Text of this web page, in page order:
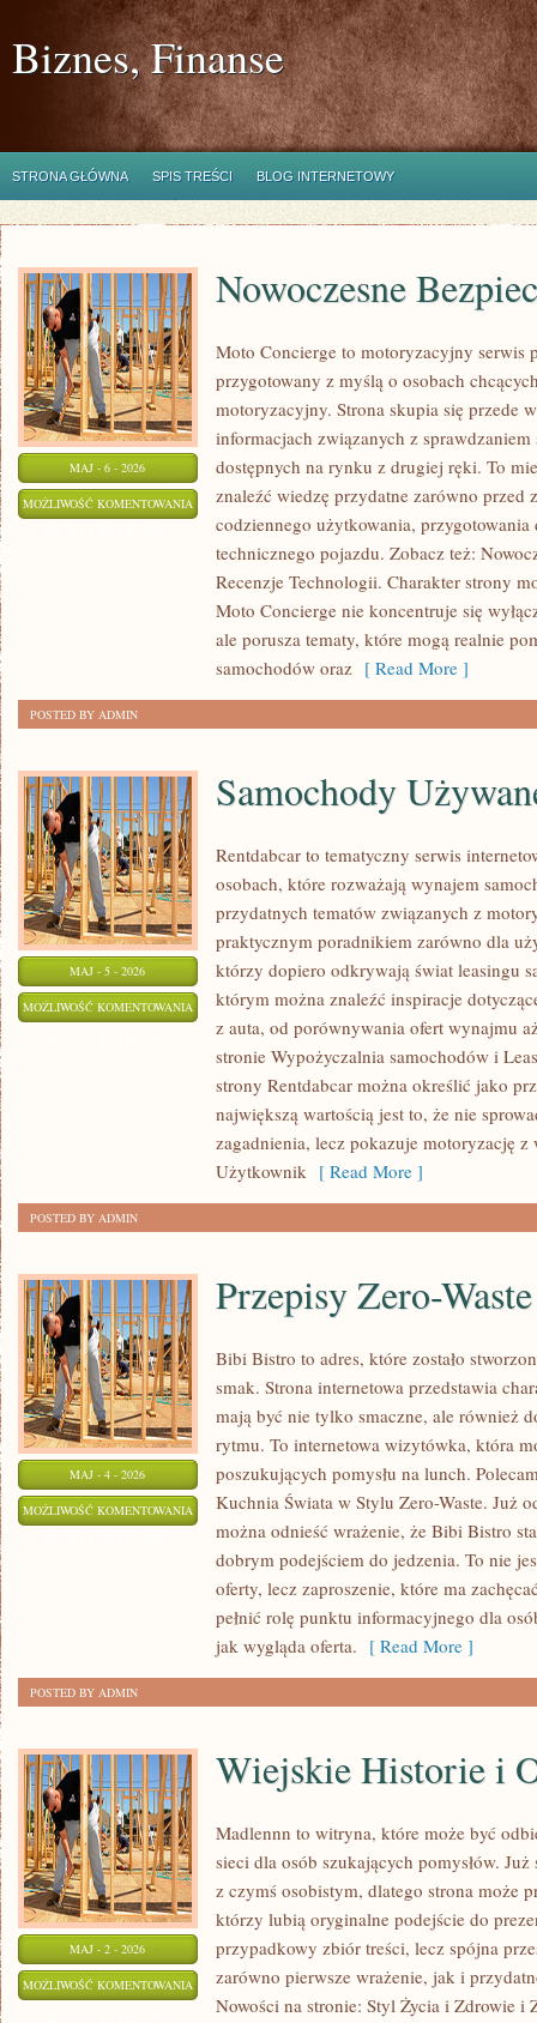
Biznes, Finanse
STRONA GŁÓWNA SPIS TREŚCI BLOG INTERNETOWY
MAJ - 6 - 2026
MOŻLIWOŚĆ KOMENTOWANIA NOWOCZESNE
BEZPIECZEŃSTWO
Nowoczesne
Moto Concierge to motoryzacyjny serwis
przygotowany z myślą o osobach
motoryzacyjny. Strona skupia się przede
informacjach związanych z sprawdzaniem
dostępnych na rynku z drugiej ręki. To
znaleźć wiedzę przydatne zarówno przed
codziennego użytkowania,
technicznego pojazdu. Zobacz też:
Recenzje Technologii. Charakter strony
Moto Concierge nie koncentruje się
ale porusza tematy, które mogą realnie
samochodów oraz [ Read More ]
POSTED BY ADMIN
MAJ - 5 - 2026
MOŻLIWOŚĆ KOMENTOWANIA SAMOCHODY
UŻYWANE
Samochody
Rentdabcar to tematyczny serwis
osobach, które rozważają wynajem
przydatnych tematów związanych z
praktycznym poradnikiem zarówno dla
którzy dopiero odkrywają świat leasingu
którym można znaleźć inspiracje
z auta, od porównywania ofert wynajmu
stronie Wypożyczalnia samochodów i
strony Rentdabcar można określić jako
największą wartością jest to, że nie
zagadnienia, lecz pokazuje motoryzację z
Użytkownik [ Read More ]
POSTED BY ADMIN
MAJ - 4 - 2026
MOŻLIWOŚĆ KOMENTOWANIA PRZEPISY
ZERO-
WASTE
Przepisy Zero-Waste
Bibi Bistro to adres, które zostało
smak. Strona internetowa przedstawia
mają być nie tylko smaczne, ale również
rytmu. To internetowa wizytówka, która
poszukujących pomysłu na lunch.
Kuchnia Świata w Stylu Zero-Waste. Już
można odnieść wrażenie, że Bibi Bistro
dobrym podejściem do jedzenia. To nie
oferty, lecz zaproszenie, które ma
pełnić rolę punktu informacyjnego dla
jak wygląda oferta. [ Read More ]
POSTED BY ADMIN
MAJ - 2 - 2026
MOŻLIWOŚĆ KOMENTOWANIA WIEJSKIE
HISTORIE
Wiejskie Historie i
Madlennn to witryna, które może być
sieci dla osób szukających pomysłów.
z czymś osobistym, dlatego strona może
którzy lubią oryginalne podejście do
przypadkowy zbiór treści, lecz spójna
zarówno pierwsze wrażenie, jak i
Nowości na stronie: Styl Życia i Zdrowie i